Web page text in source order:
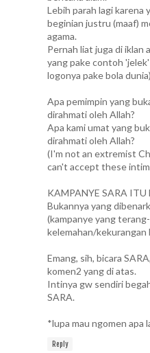
Lebih parah lagi
beginian justru (maaf)
agama.
Pernah liat juga di iklan
yang pake contoh
logonya pake bola dunia)
Apa pemimpin yang
dirahmati oleh Allah?
Apa kami umat yang
dirahmati oleh Allah?
(I'm not an extremist
can't accept these
KAMPANYE SARA ITU
Bukannya yang
(kampanye yang
kelemahan/kekurangan
Emang, sih, bicara
komen2 yang di atas.
Intinya gw sendiri
SARA.
*lupa mau ngomen apa
Reply